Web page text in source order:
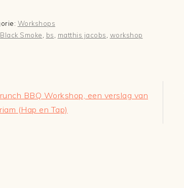
Workshops
Black Smoke bs matthis jacobs workshop
BBQ Workshop, een verslag van
(Hap en Tap)